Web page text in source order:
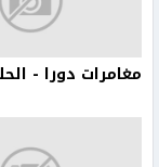
مغامرات دورا -